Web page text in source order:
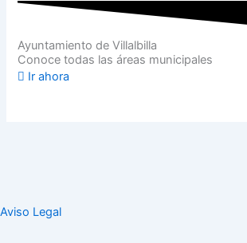
Ayuntamiento de Villalbilla
Conoce todas las áreas municipales
Ir ahora
Aviso Legal